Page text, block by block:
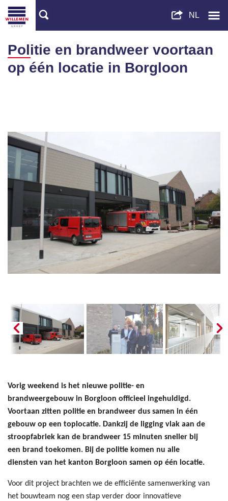
Politie en brandweer voortaan
op één locatie in Borgloon
Vorig weekend is het nieuwe politie- en
brandweergebouw in Borgloon officieel ingehuldigd.
Voortaan zitten politie en brandweer dus samen in één
gebouw op een toplocatie. Dankzij de ligging vlak aan de
stroopfabriek kan de brandweer 15 minuten sneller bij
een brand toekomen. Bij de politie komen nu alle
diensten van het kanton Borgloon samen op één locatie.
Voor dit project brachten we de efficiënte samenwerking van
het bouwteam nog een stap verder door innovatieve